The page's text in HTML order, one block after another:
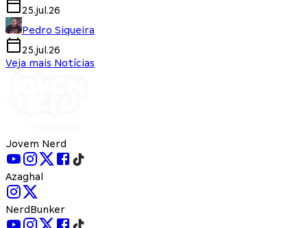
25.jul.26
Pedro Siqueira
25.jul.26
Veja mais Notícias
Jovem Nerd
Azaghal
NerdBunker